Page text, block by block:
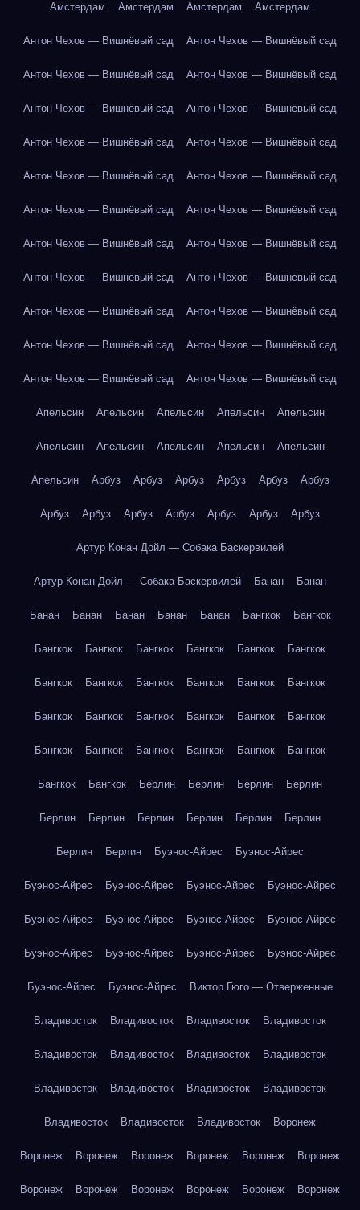
Амстердам Амстердам Амстердам Амстердам
Антон Чехов — Вишнёвый сад Антон Чехов — Вишнёвый сад
Антон Чехов — Вишнёвый сад Антон Чехов — Вишнёвый сад
Антон Чехов — Вишнёвый сад Антон Чехов — Вишнёвый сад
Антон Чехов — Вишнёвый сад Антон Чехов — Вишнёвый сад
Антон Чехов — Вишнёвый сад Антон Чехов — Вишнёвый сад
Антон Чехов — Вишнёвый сад Антон Чехов — Вишнёвый сад
Антон Чехов — Вишнёвый сад Антон Чехов — Вишнёвый сад
Антон Чехов — Вишнёвый сад Антон Чехов — Вишнёвый сад
Антон Чехов — Вишнёвый сад Антон Чехов — Вишнёвый сад
Антон Чехов — Вишнёвый сад Антон Чехов — Вишнёвый сад
Антон Чехов — Вишнёвый сад Антон Чехов — Вишнёвый сад
Апельсин Апельсин Апельсин Апельсин Апельсин
Апельсин Апельсин Апельсин Апельсин Апельсин
Апельсин Арбуз Арбуз Арбуз Арбуз Арбуз Арбуз
Арбуз Арбуз Арбуз Арбуз Арбуз Арбуз Арбуз
Артур Конан Дойл — Собака Баскервилей
Артур Конан Дойл — Собака Баскервилей Банан Банан
Банан Банан Банан Банан Банан Бангкок Бангкок
Бангкок Бангкок Бангкок Бангкок Бангкок Бангкок
Бангкок Бангкок Бангкок Бангкок Бангкок Бангкок
Бангкок Бангкок Бангкок Бангкок Бангкок Бангкок
Бангкок Бангкок Бангкок Бангкок Бангкок Бангкок
Бангкок Бангкок Берлин Берлин Берлин Берлин
Берлин Берлин Берлин Берлин Берлин Берлин
Берлин Берлин Буэнос-Айрес Буэнос-Айрес
Буэнос-Айрес Буэнос-Айрес Буэнос-Айрес Буэнос-Айрес
Буэнос-Айрес Буэнос-Айрес Буэнос-Айрес Буэнос-Айрес
Буэнос-Айрес Буэнос-Айрес Буэнос-Айрес Буэнос-Айрес
Буэнос-Айрес Буэнос-Айрес Виктор Гюго — Отверженные
Владивосток Владивосток Владивосток Владивосток
Владивосток Владивосток Владивосток Владивосток
Владивосток Владивосток Владивосток Владивосток
Владивосток Владивосток Владивосток Воронеж
Воронеж Воронеж Воронеж Воронеж Воронеж Воронеж
Воронеж Воронеж Воронеж Воронеж Воронеж Воронеж